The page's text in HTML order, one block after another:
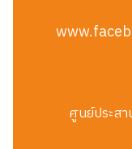
ศูนย์ประสา